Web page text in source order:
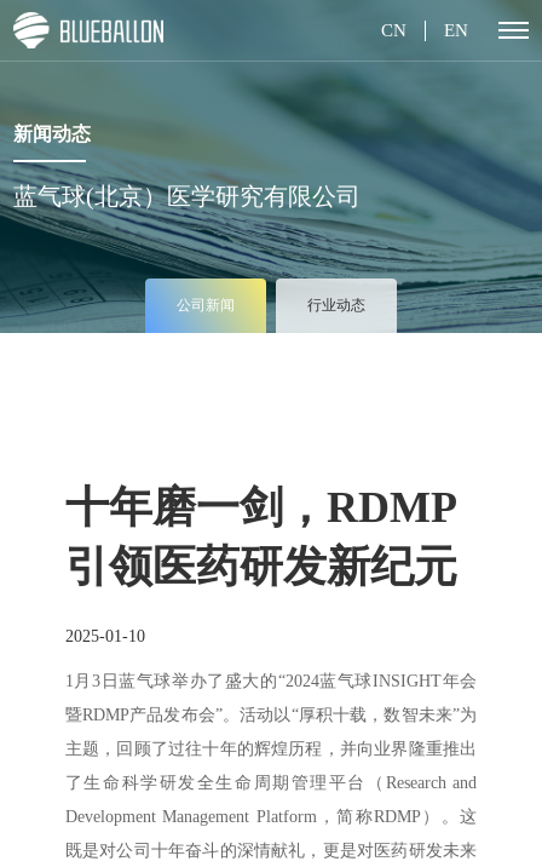
CN EN
新闻动态
蓝气球(北京）医学研究有限公司
公司新闻 行业动态
十年磨一剑，RDMP
引领医药研发新纪元
2025-01-10
1月3日蓝气球举办了盛大的“2024蓝气球INSIGHT年会
暨RDMP产品发布会”。活动以“厚积十载，数智未来”为
主题，回顾了过往十年的辉煌历程，并向业界隆重推出
了生命科学研发全生命周期管理平台（Research and
Development Management Platform，简称RDMP）。这
既是对公司十年奋斗的深情献礼，更是对医药研发未来